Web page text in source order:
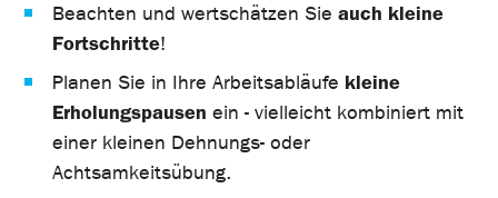
Beachten und wertschätzen Sie auch kleine
Fortschritte!
Planen Sie in Ihre Arbeitsabläufe kleine
Erholungspausen ein - vielleicht kombiniert mit
einer kleinen Dehnungs- oder
Achtsamkeitsübung.